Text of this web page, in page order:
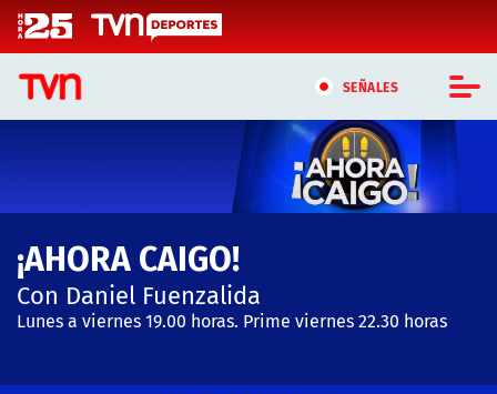
Click acá para ir directamente al contenido
SEÑALES
CASTING MASTERCHEF CHILE
CASTING TVN VERTICAL
TVN VERTICAL
TVN PLAY
¡AHORA CAIGO!
Con Daniel Fuenzalida
Lunes a viernes 19.00 horas. Prime viernes 22.30 horas